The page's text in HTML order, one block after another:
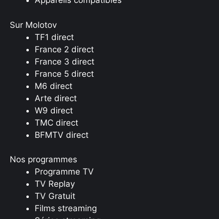
Sur Molotov
TF1 direct
France 2 direct
France 3 direct
France 5 direct
M6 direct
Arte direct
W9 direct
TMC direct
BFMTV direct
Nos programmes
Programme TV
TV Replay
TV Gratuit
Films streaming